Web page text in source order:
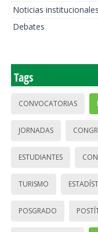
Noticias institucionales
Debates
Tags
CONVOCATORIAS
JORNADAS
ESTUDIANTES
TURISMO
POSGRADO